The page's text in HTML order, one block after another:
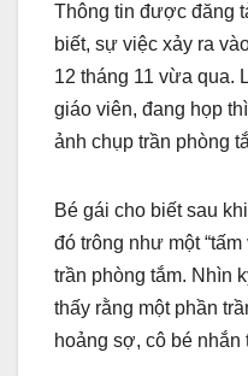
Thông tin được đăng
biết, sự việc xảy ra
12 tháng 11 vừa qua.
giáo viên, đang họp
ảnh chụp trần phòng
Bé gái cho biết sau
đó trông như một
trần phòng tắm. Nhìn
thấy rằng một phần
hoảng sợ, cô bé nhắn